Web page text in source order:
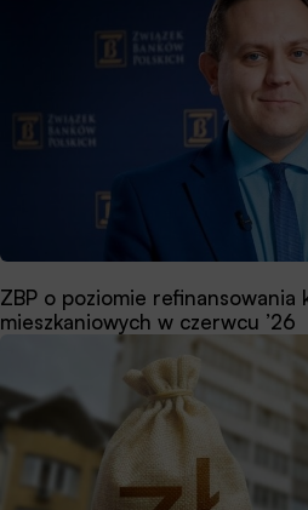
ZBP o poziomie refinansowania
mieszkaniowych w czerwcu ’26